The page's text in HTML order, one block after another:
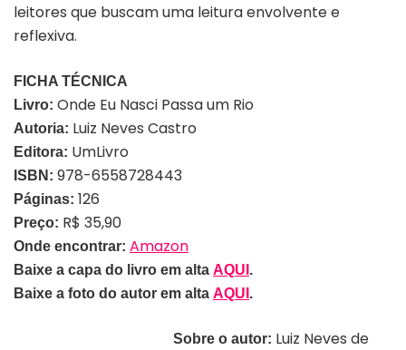
leitores que buscam uma leitura envolvente e
reflexiva.
FICHA TÉCNICA
Livro: Onde Eu Nasci Passa um Rio
Autoria: Luiz Neves Castro
Editora: UmLivro
ISBN: 978-6558728443
Páginas: 126
Preço: R$ 35,90
Onde encontrar: Amazon
Baixe a capa do livro em alta AQUI .
Baixe a foto do autor em alta AQUI .
Sobre o autor: Luiz Neves de